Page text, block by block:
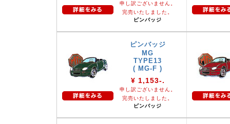
申し訳ございません。
完売いたしました。
ピンバッジ
ピンバッジ
MG
TYPE13
( MG-F )
¥ 1,153-.
申し訳ございません。
完売いたしました。
ピンバッジ